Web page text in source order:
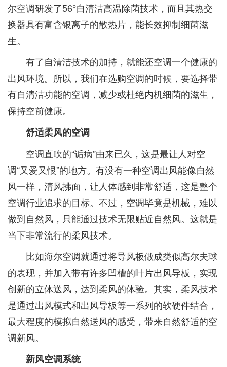
尔空调研发了56°自清洁高温除菌技术，而且其热交
换器具有富含银离子的散热片，能长效抑制细菌滋
生。
有了自清洁技术的加持，就能还空调一个健康的
出风环境。所以，我们在选购空调的时候，要选择带
有自清洁功能的空调，减少或杜绝内机细菌的滋生，
保持空前健康。
舒适柔风的空调
空调直吹的“诟病”由来已久，这是最让人对空
调“又爱又恨”的地方。有没有一种空调出风能像自然
风一样，清风拂面，让人体感到非常舒适，这是整个
空调行业追求的目标。不过，空调毕竟是机械，难以
做到自然风，只能通过技术无限贴近自然风。这就是
当下非常流行的柔风技术。
比如海尔空调就通过将导风板做成类似高尔夫球
的表现，并加入带有许多凹槽的叶片出风导板，实现
创新的立体送风，达到柔风的体验。其实，柔风技术
是通过出风模式和出风导板等一系列的软硬件结合，
最大程度的模拟自然送风的感受，带来自然舒适的空
调新风。
新风空调系统